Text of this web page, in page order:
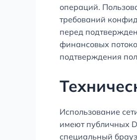
операций.
требований
перед
финансовых
подтверждения
Использование
имеют публичных
специальный